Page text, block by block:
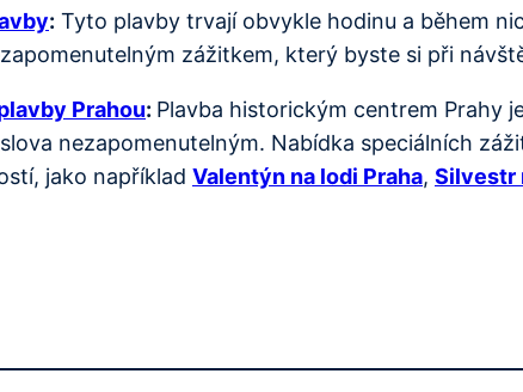
: Tyto plavby trvají obvykle hodinu a během
zážitkem, který byste si při
Prahou: Plavba historickým centrem Prahy
nezapomenutelným. Nabídka speciálních
jako například Valentýn na lodi Praha, Silvestr